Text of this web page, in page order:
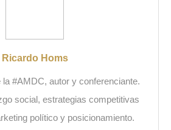
Ricardo Homs
#AMDC, autor y conferenciante.
social, estrategias competitivas
político y posicionamiento.